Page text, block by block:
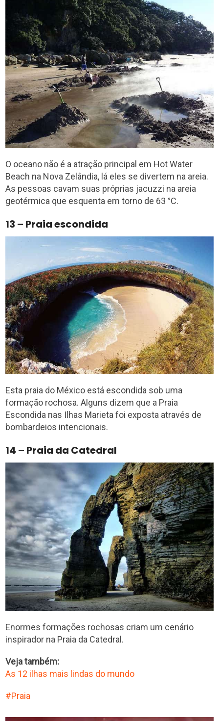
O oceano não é a atração principal em Hot Water
Beach na Nova Zelândia, lá eles se divertem na areia.
As pessoas cavam suas próprias jacuzzi na areia
geotérmica que esquenta em torno de 63 °C.
13 – Praia escondida
Esta praia do México está escondida sob uma
formação rochosa. Alguns dizem que a Praia
Escondida nas Ilhas Marieta foi exposta através de
bombardeios intencionais.
14 – Praia da Catedral
Enormes formações rochosas criam um cenário
inspirador na Praia da Catedral.
Veja também:
As 12 ilhas mais lindas do mundo
Praia